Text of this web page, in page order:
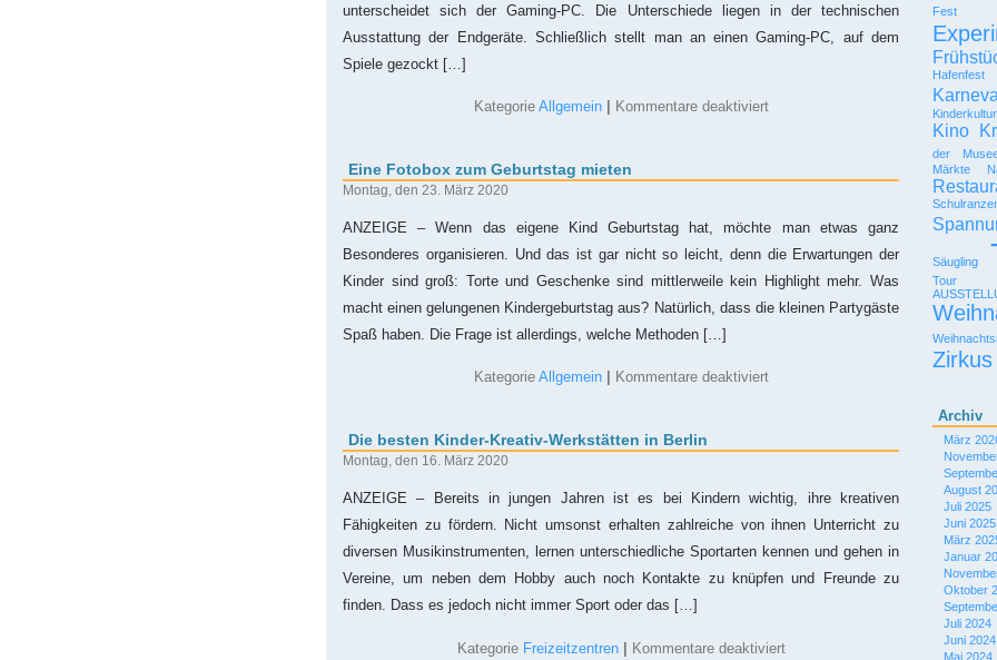
unterscheidet sich der Gaming-PC. Die Unterschiede liegen in der technischen
Ausstattung der Endgeräte. Schließlich stellt man an einen Gaming-PC, auf dem
Spiele gezockt […]
Kategorie Allgemein Kommentare deaktiviertfür
gefordert?
Eine Fotobox zum Geburtstag mieten
Montag, den 23. März 2020
ANZEIGE – Wenn das eigene Kind Geburtstag hat, möchte man etwas ganz
Besonderes organisieren. Und das ist gar nicht so leicht, denn die Erwartungen der
Kinder sind groß: Torte und Geschenke sind mittlerweile kein Highlight mehr. Was
macht einen gelungenen Kindergeburtstag aus? Natürlich, dass die kleinen Partygäste
Spaß haben. Die Frage ist allerdings, welche Methoden […]
Kategorie Allgemein Kommentare deaktiviertfür
Die besten Kinder-Kreativ-Werkstätten in Berlin
Montag, den 16. März 2020
ANZEIGE – Bereits in jungen Jahren ist es bei Kindern wichtig, ihre kreativen
Fähigkeiten zu fördern. Nicht umsonst erhalten zahlreiche von ihnen Unterricht zu
diversen Musikinstrumenten, lernen unterschiedliche Sportarten kennen und gehen in
Vereine, um neben dem Hobby auch noch Kontakte zu knüpfen und Freunde zu
finden. Dass es jedoch nicht immer Sport oder das […]
Kategorie Freizeitzentren | Kommentare deaktiviertfür
Fest
Hafenfest
Kino
der
Märkte
Säugling
Tour
Zirkus
Archiv
März
August
Juli 2025
Juni 2025
März
Januar
Oktober
Juli 2024
Juni 2024
Mai 2024